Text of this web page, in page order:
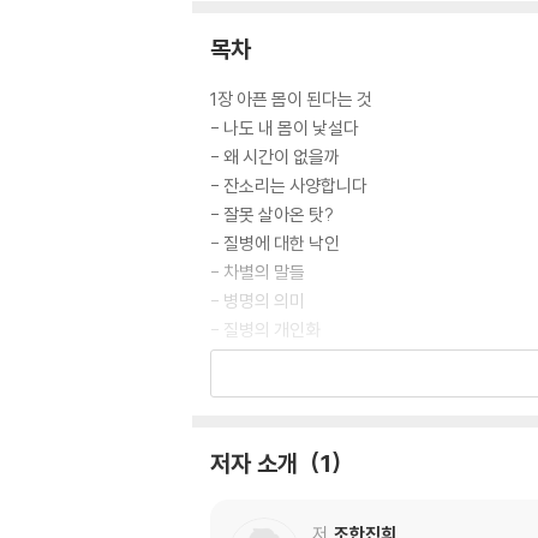
목차
1장 아픈 몸이 된다는 것
- 나도 내 몸이 낯설다
- 왜 시간이 없을까
- 잔소리는 사양합니다
- 잘못 살아온 탓?
- 질병에 대한 낙인
- 차별의 말들
- 병명의 의미
- 질병의 개인화
- 폐암은 여성스럽지 않잖아요
- 아파도 돌보는 여성들
저자 소개 1